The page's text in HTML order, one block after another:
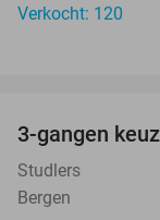
Verkocht: 120
3-gangen
Studlers
Bergen